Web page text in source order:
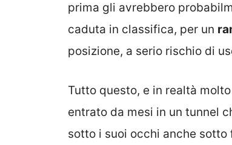
prima gli avrebbero
caduta in classifica, per un
posizione, a serio rischio di
Tutto questo, e in realtà
entrato da mesi in un tunnel
sotto i suoi occhi anche